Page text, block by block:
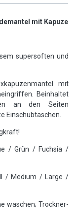
mit Kapuze
supersoften und
mit
Beinhaltet
an den Seiten
Einschubtaschen.
/ Grün / Fuchsia /
/ Medium / Large /
waschen; Trockner-